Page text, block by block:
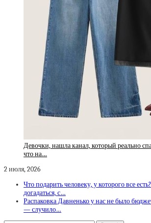
Девочки, нашла канал, который реально
что на…
2 июля, 2026
Что подарить человеку, у которого все
догадаться, с…
Распаковка Давненько у нас не было
— случило…